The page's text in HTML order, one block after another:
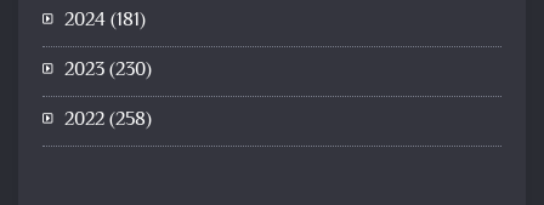
2024(181)
2023(230)
2022(258)